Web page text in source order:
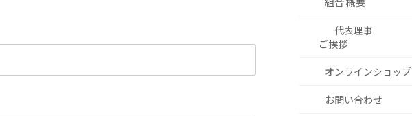
組合 概要
代表理事
ご挨拶
オンラインショップ
お問い合わせ